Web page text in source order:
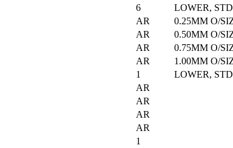
6
LOWER, STD
AR
0.25MM O/
AR
0.50MM O/
AR
0.75MM O/
AR
1.00MM O/
1
LOWER, STD
AR
AR
AR
AR
1